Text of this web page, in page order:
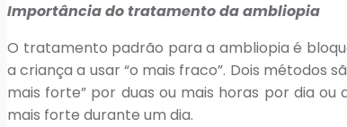
Importância do tratamento da ambliopia
O tratamento padrão para a ambliopia é
a criança a usar “o mais fraco”. Dois métodos
mais forte” por duas ou mais horas por dia
mais forte durante um dia.